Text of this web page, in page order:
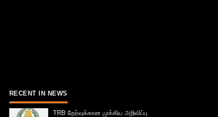
RECENT IN NEWS
TRB தேர்வுக்கான முக்கிய அறிவிப்பு